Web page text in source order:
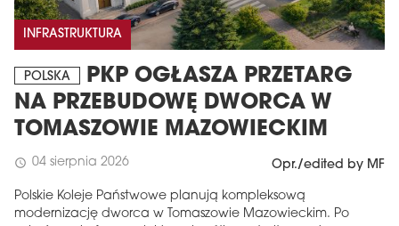
INFRASTRUKTURA
POLSKA
PKP OGŁASZA PRZETARG
NA PRZEBUDOWĘ DWORCA W
TOMASZOWIE MAZOWIECKIM
schedule 04 sierpnia 2026 Opr./edited by MF
Polskie Koleje Państwowe planują kompleksową
modernizację dworca w Tomaszowie Mazowieckim. Po